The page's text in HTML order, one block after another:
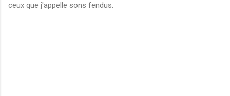
ceux que j'appelle sons fendus.